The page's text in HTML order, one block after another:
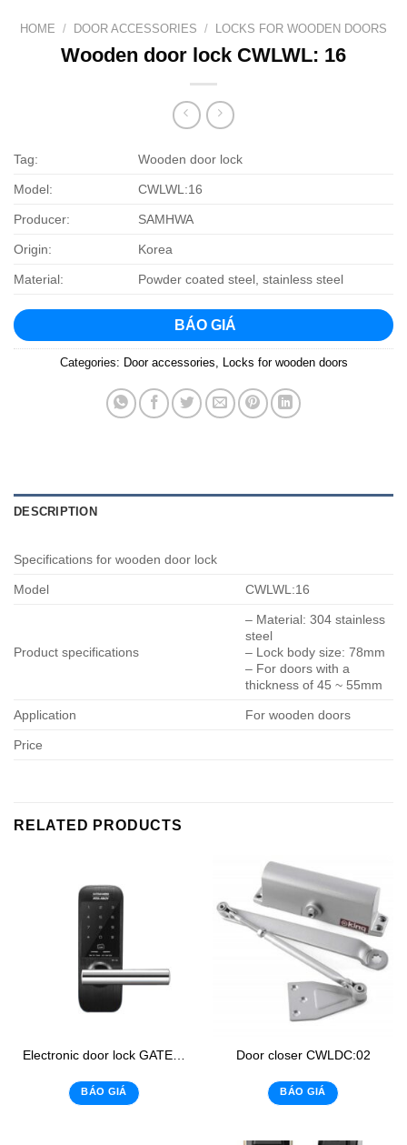
HOME / DOOR ACCESSORIES / LOCKS FOR WOODEN DOORS
Wooden door lock CWLWL: 16
Tag: Wooden door lock
Model: CWLWL:16
Producer: SAMHWA
Origin: Korea
Material: Powder coated steel, stainless steel
BÁO GIÁ
Categories: Door accessories, Locks for wooden doors
DESCRIPTION
Specifications for wooden door lock
Model CWLWL:16
Product specifications
– Material: 304 stainless
steel
– Lock body size: 78mm
– For doors with a
thickness of 45 ~ 55mm
Application For wooden doors
Price
RELATED PRODUCTS
Electronic door lock GATEMAN WG-100
BÁO GIÁ
Door closer CWLDC:02
BÁO GIÁ